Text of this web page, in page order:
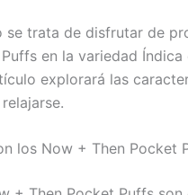
se trata de disfrutar de
en la variedad
explorará las
los Now + Then Pocket